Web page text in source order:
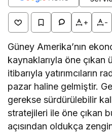
+ -
Güney Amerika’nın
kaynaklarıyla öne çıkan
itibarıyla yatırımcıların
pazar haline gelmiştir.
gerekse sürdürülebilir
stratejileri ile öne çıkan
açısından oldukça